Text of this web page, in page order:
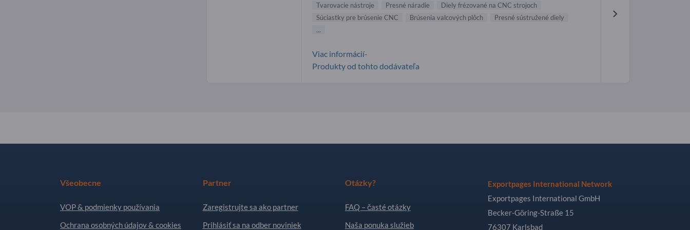
Tvarovacie nástroje Presné náradie
Diely frézované na CNC strojoch
Súciastky pre brúsenie CNC
Brúsenia valcových plôch
Presné sústružené diely
...
Viac informácií-
Produkty od tohto dodávateľa
Všeobecne
VOP & podmienky používania
Ochrana osobných údajov & cookies
Partner
Zaregistrujte sa ako partner
Prihlásiť sa na odber noviniek
Otázky?
FAQ – časté otázky
Naša ponuka služieb
Exportpages International Network
Exportpages International GmbH
Becker-Göring-Straße 15
76307 Karlsbad